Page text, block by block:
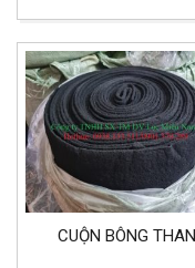
CUỘN BÔNG THAN